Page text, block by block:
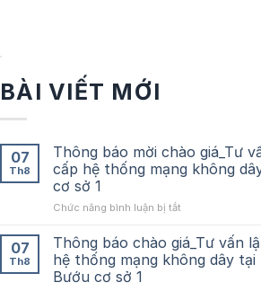
BÀI VIẾT MỚI
07
Th8
Thông báo mời chào giá_Tư
cấp hệ thống mạng không
cơ sở 1
Chức năng bình luận bị tắt
báo
mời
chào
07
Th8
Thông báo chào giá_Tư vấn
hệ thống mạng không dây tại
Bướu cơ sở 1